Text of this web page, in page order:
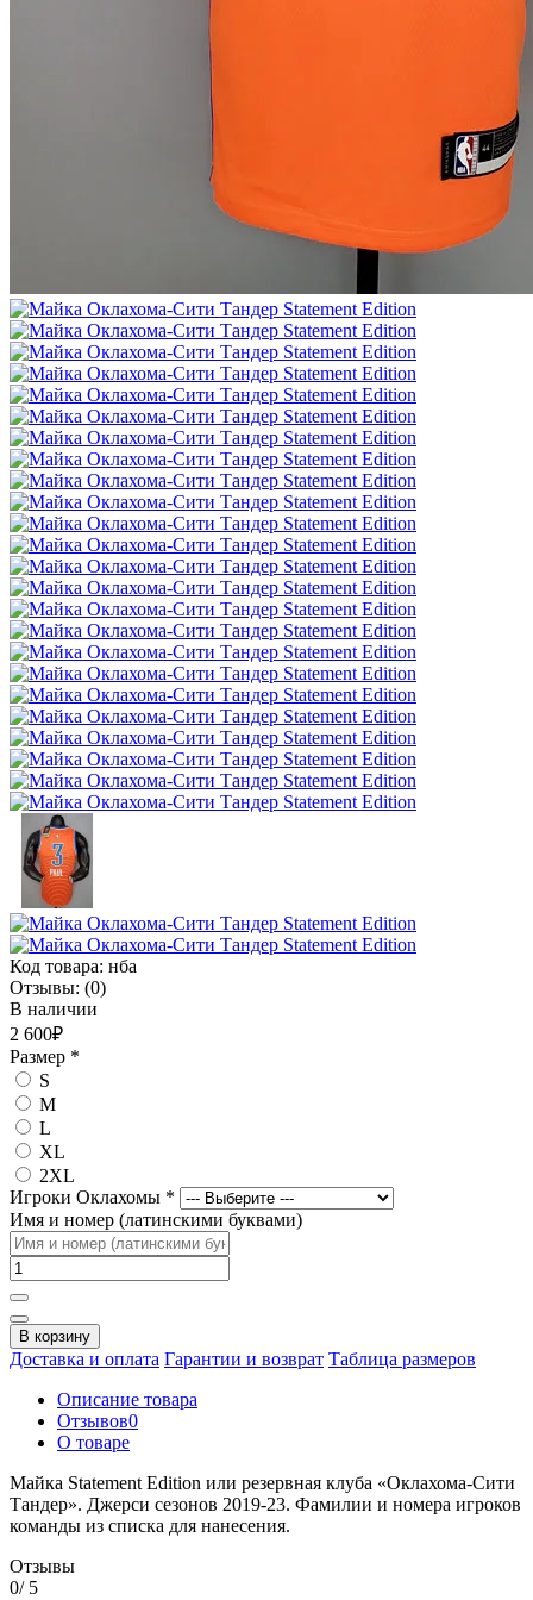
Код товара: нба
Отзывы: (0)
В наличии
2 600₽
Размер *
S
M
L
XL
2XL
Игроки Оклахомы *
Имя и номер (латинскими буквами)
В корзину
Доставка и оплата Гарантии и возврат Таблица размеров
Описание товара
Отзывов0
О товаре
Майка Statement Edition или резервная клуба «Оклахома-Сити
Тандер». Джерси сезонов 2019-23. Фамилии и номера игроков
команды из списка для нанесения.
Отзывы
0/ 5